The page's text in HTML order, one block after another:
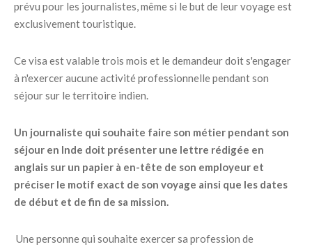
prévu pour les journalistes, même si le but de leur voyage est
exclusivement touristique.
Ce visa est valable trois mois et le demandeur doit s'engager
à n'exercer aucune activité professionnelle pendant son
séjour sur le territoire indien.
Un journaliste qui souhaite faire son métier pendant son
séjour en Inde doit présenter une lettre rédigée en
anglais sur un papier à en-tête de son employeur et
préciser le motif exact de son voyage ainsi que les dates
de début et de fin de sa mission.
Une personne qui souhaite exercer sa profession de